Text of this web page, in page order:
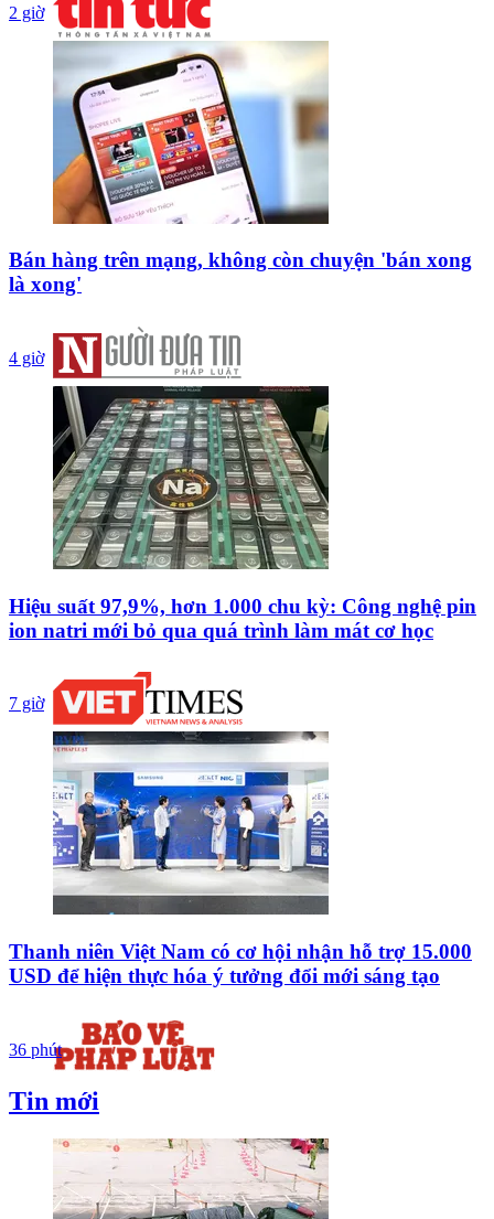
2 giờ
Bán hàng trên mạng, không còn chuyện 'bán xong
là xong'
4 giờ
Hiệu suất 97,9%, hơn 1.000 chu kỳ: Công nghệ pin
ion natri mới bỏ qua quá trình làm mát cơ học
7 giờ
Thanh niên Việt Nam có cơ hội nhận hỗ trợ 15.000
USD để hiện thực hóa ý tưởng đổi mới sáng tạo
36 phút
Tin mới